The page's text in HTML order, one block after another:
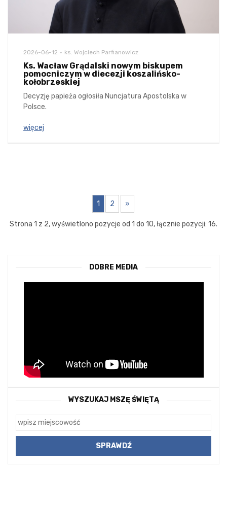
2026-06-12 ks. Wojciech Parfianowicz
Ks. Wacław Grądalski nowym biskupem
pomocniczym w diecezji koszalińsko-
kołobrzeskiej
Decyzję papieża ogłosiła Nuncjatura Apostolska w
Polsce.
więcej
1 2 »
Strona 1 z 2, wyświetlono pozycje od 1 do 10, łącznie pozycji: 16.
DOBRE MEDIA
WYSZUKAJ MSZĘ ŚWIĘTĄ